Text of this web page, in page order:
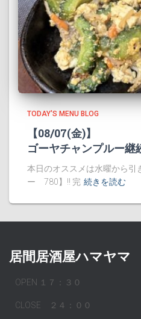
TODAY'S MENU BLOG
【08/07(金)】
ゴーヤチャンプルー継
本日のオススメは水曜から引
ー 780】!! 完 続きを読む
居間居酒屋ハマヤマ
OPEN １７：３０
CLOSE ２４：００